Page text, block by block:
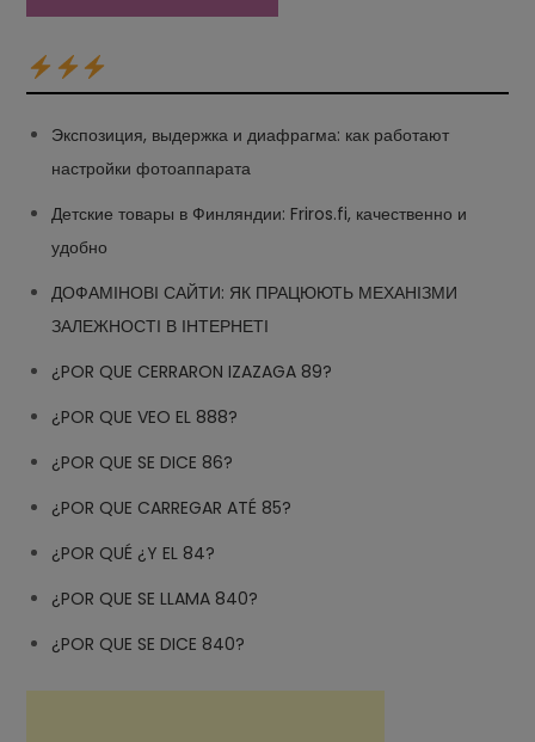
Экспозиция, выдержка и диафрагма: как работают
настройки фотоаппарата
Детские товары в Финляндии: Friros.fi, качественно и
удобно
ДОФАМІНОВІ САЙТИ: ЯК ПРАЦЮЮТЬ МЕХАНІЗМИ
ЗАЛЕЖНОСТІ В ІНТЕРНЕТІ
¿POR QUE CERRARON IZAZAGA 89?
¿POR QUE VEO EL 888?
¿POR QUE SE DICE 86?
¿POR QUE CARREGAR ATÉ 85?
¿POR QUÉ ¿Y EL 84?
¿POR QUE SE LLAMA 840?
¿POR QUE SE DICE 840?